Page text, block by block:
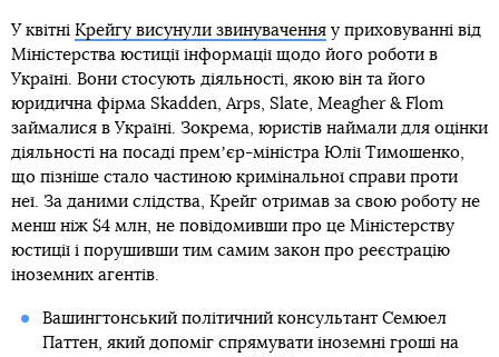
У квітні Крейгу висунули звинувачення у приховуванні від
Міністерства юстиції інформації щодо його роботи в
Україні. Вони стосують діяльності, якою він та його
юридична фірма Skadden, Arps, Slate, Meagher & Flom
займалися в Україні. Зокрема, юристів наймали для оцінки
діяльності на посаді премʼєр-міністра Юлії Тимошенко,
що пізніше стало частиною кримінальної справи проти
неї. За даними слідства, Крейг отримав за свою роботу не
менш ніж $4 млн, не повідомивши про це Міністерству
юстиції і порушивши тим самим закон про реєстрацію
іноземних агентів.
Вашингтонський політичний консультант Семюел
Паттен, який допоміг спрямувати іноземні гроші на